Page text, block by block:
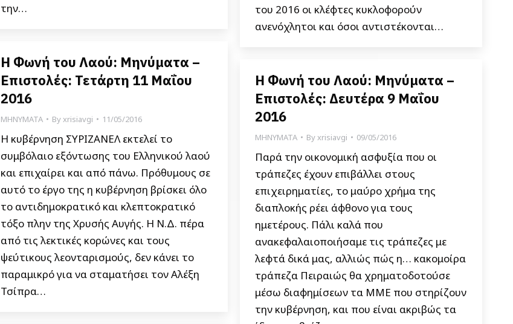
την…
του 2016 οι κλέφτες κυκλοφορούν
ανενόχλητοι και όσοι αντιστέκονται…
Η Φωνή του Λαού: Μηνύματα –
Επιστολές: Τετάρτη 11 Μαΐου
2016
ΜΗΝΥΜΑΤΑ Byxrisiavgi 11/05/2016
Η κυβέρνηση ΣΥΡΙΖΑΝΕΛ εκτελεί το
συμβόλαιο εξόντωσης του Ελληνικού λαού
και επιχαίρει και από πάνω. Πρόθυμους σε
αυτό το έργο της η κυβέρνηση βρίσκει όλο
το αντιδημοκρατικό και κλεπτοκρατικό
τόξο πλην της Χρυσής Αυγής. Η Ν.Δ. πέρα
από τις λεκτικές κορώνες και τους
ψεύτικους λεονταρισμούς, δεν κάνει το
παραμικρό για να σταματήσει τον Αλέξη
Τσίπρα…
Η Φωνή του Λαού: Μηνύματα –
Επιστολές: Δευτέρα 9 Μαΐου
2016
ΜΗΝΥΜΑΤΑ Byxrisiavgi 09/05/2016
Παρά την οικονομική ασφυξία που οι
τράπεζες έχουν επιβάλλει στους
επιχειρηματίες, το μαύρο χρήμα της
διαπλοκής ρέει άφθονο για τους
ημετέρους. Πάλι καλά που
ανακεφαλαιοποιήσαμε τις τράπεζες με
λεφτά δικά μας, αλλιώς πώς η… κακομοίρα
τράπεζα Πειραιώς θα χρηματοδοτούσε
μέσω διαφημίσεων τα ΜΜΕ που στηρίζουν
την κυβέρνηση, και που είναι ακριβώς τα